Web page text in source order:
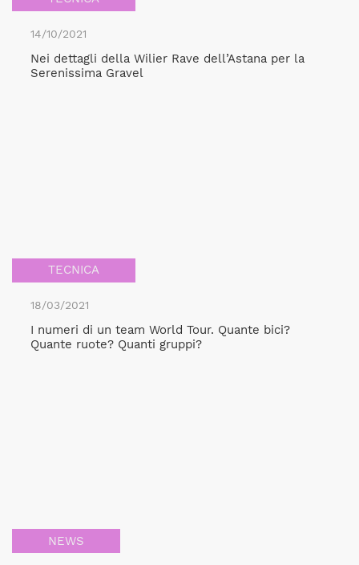
14/10/2021
Nei dettagli della Wilier Rave dell’Astana per la
Serenissima Gravel
TECNICA
18/03/2021
I numeri di un team World Tour. Quante bici?
Quante ruote? Quanti gruppi?
NEWS